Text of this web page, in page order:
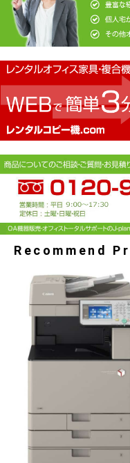
お買い
Recommend